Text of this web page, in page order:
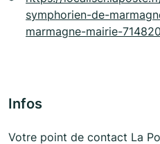
symphorien-de-
marmagne-mairie-714820
Infos
Votre point de contact La